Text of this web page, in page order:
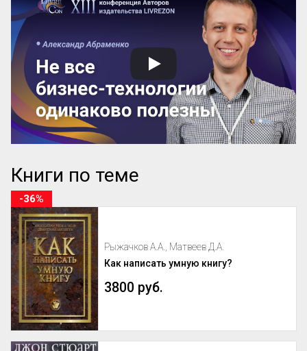
Книги по теме
Рыжачков А.А., Матвеев Д.А.
Как написать умную книгу?
3800 руб.
-36%